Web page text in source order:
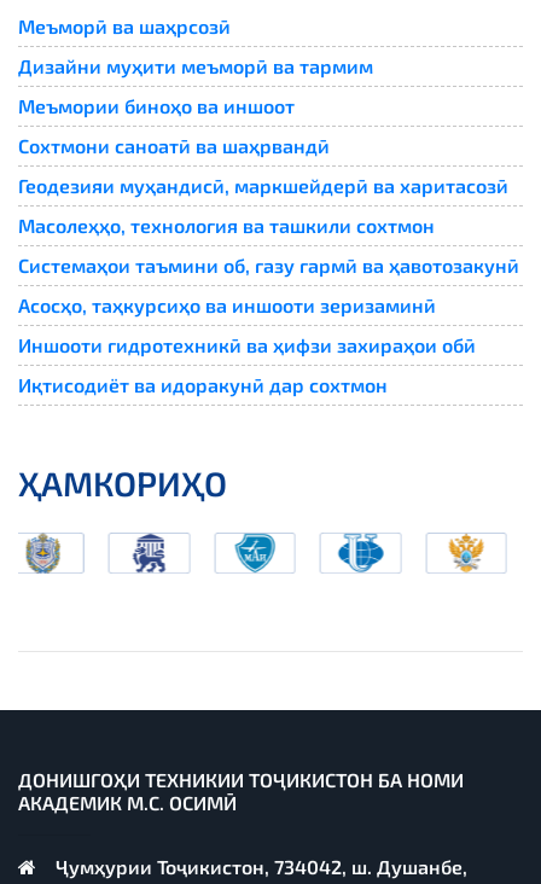
Меъморӣ ва шаҳрсозӣ
Дизайни муҳити меъморӣ ва тармим
Меъмории биноҳо ва иншоот
Сохтмони саноатӣ ва шаҳрвандӣ
Геодезияи муҳандисӣ, маркшейдерӣ ва харитасозӣ
Масолеҳҳо, технология ва ташкили сохтмон
Системаҳои таъмини об, газу гармӣ ва ҳавотозакунӣ
Асосҳо, таҳкурсиҳо ва иншооти зеризаминӣ
Иншооти гидротехникӣ ва ҳифзи захираҳои обӣ
Иқтисодиёт ва идоракунӣ дар сохтмон
ҲАМКОРИҲО
ДОНИШГОҲИ ТЕХНИКИИ ТОҶИКИСТОН БА НОМИ
АКАДЕМИК М.С. ОСИМӢ
Ҷумҳурии Тоҷикистон, 734042, ш. Душанбе,